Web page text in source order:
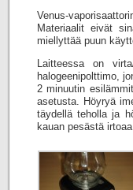
Venus-
Materiaalit eivät
miellyttää puun
Laitteessa on
halogeenipolttimo,
2 minuutin
asetusta. Höyryä
täydellä teholla ja
kauan pesästä